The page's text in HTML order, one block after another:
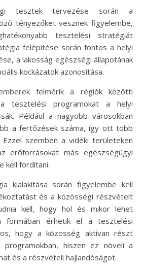
tesztek tervezése során a
tényezőket vesznek figyelembe,
tesztelési stratégiát
felépítése során fontos a helyi
a lakosság egészségi állapotának
kockázatok azonosítása.
felmérik a régiók közötti
tesztelési programokat a helyi
Például a nagyobb városokban
a fertőzések száma, így ott több
szemben a vidéki területeken
erőforrásokat más egészségügyi
kell fordítani.
kialakítása során figyelembe kell
és a közösségi részvételt
kell, hogy hol és mikor lehet
formában érhetik el a tesztelési
hogy a közösség aktívan részt
hiszen ez növeli a
és a részvételi hajlandóságot.